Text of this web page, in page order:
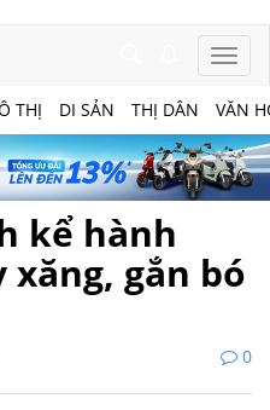
THỊ DI SẢN THỊ DÂN VĂN
kể hành
gắn bó
0